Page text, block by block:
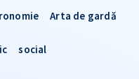
Arta de gardă
social